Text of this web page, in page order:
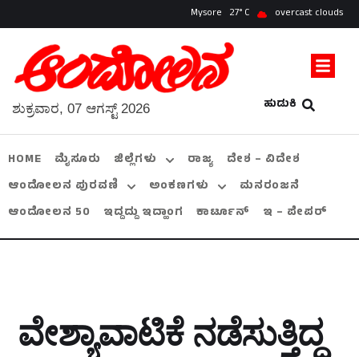
Mysore 27 overcast clouds
ಹುಡುಕಿ
ಶುಕ್ರವಾರ, 07 ಆಗಸ್ಟ್ 2026
HOME ಮೈಸೂರು ಜಿಲ್ಲೆಗಳು ರಾಜ್ಯ
ದೇಶ – ವಿದೇಶ
ಆಂದೋಲನ ಪುರವಣಿ
ಅಂಕಣಗಳು
ಮನರಂಜನೆ
ಆಂದೋಲನ 50
ಇದ್ದದ್ದು ಇದ್ಹಾಂಗ ಕಾರ್ಟೂನ್ ಇ – ಪೇಪರ್
ವೇಶ್ಯಾವಾಟಿಕೆ ನಡೆಸುತ್ತಿದ್ದ